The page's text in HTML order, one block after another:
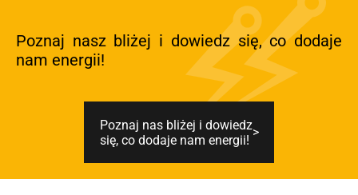
Poznaj nasz bliżej i dowiedz się, co dodaje
nam energii!
Poznaj nas bliżej i dowiedz
się, co dodaje nam energii!